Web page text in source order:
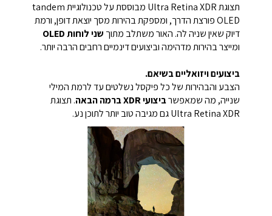
תצוגת Ultra Retina XDR מבוססת על טכנולוגיית tandem
OLED פורצת הדרך, ומספקת בהירות מסך יוצאת דופן, ורמת
דיוק שאין שניה לה. האור משתלב מתוך שני לוחות OLED
ומייצר בהירות מדהימה וביצועים דינמיים רחבים הרבה יותר.
ביצועים ויזואליים בשיאם.
הצבע והבהירות של כל פיקסל נשלטים עד לרמת המילי
שנייה, מה שמאפשרביצועי XDR ברמה הבאה
. תצוגת
Ultra Retina XDR גם מגיבה טוב יותר לתוכן נע.